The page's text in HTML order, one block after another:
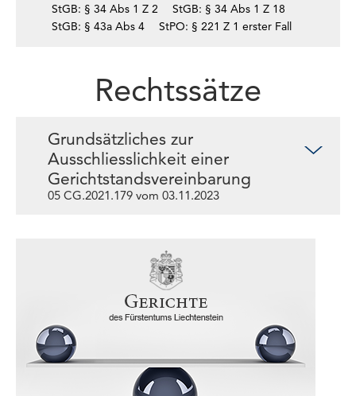
StGB: § 34 Abs 1 Z 2
StGB: § 34 Abs 1 Z 18
StGB: § 43a Abs 4
StPO: § 221 Z 1 erster Fall
Rechtssätze
Grundsätzliches zur
Ausschliesslichkeit einer
Gerichtstandsvereinbarung
05 CG.2021.179 vom 03.11.2023